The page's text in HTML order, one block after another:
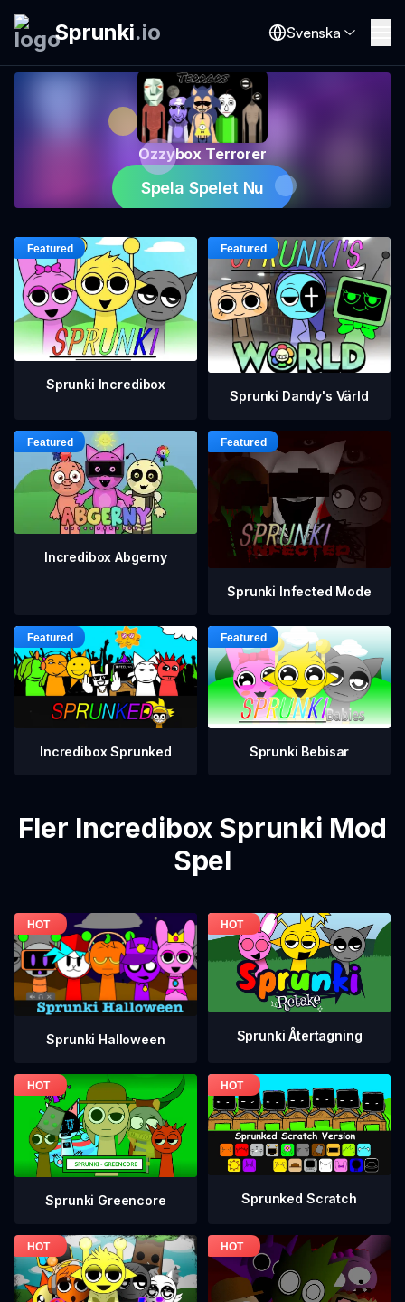
Sprunki.io Svenska
Ozzybox Terrorer
Spela Spelet Nu
Sprunki Incredibox
Sprunki Dandy's Värld
Incredibox Abgerny
Sprunki Infected Mode
Incredibox Sprunked Sprunki Bebisar
Fler Incredibox Sprunki Mod
Spel
Sprunki Halloween Sprunki Återtagning
Sprunki Greencore Sprunked Scratch